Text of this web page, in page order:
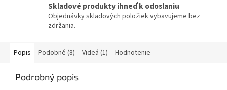
Skladové produkty ihneď k odoslaniu
Objednávky skladových položiek vybavujeme bez
zdržania.
Popis Podobné (8) Videá (1) Hodnotenie
Podrobný popis